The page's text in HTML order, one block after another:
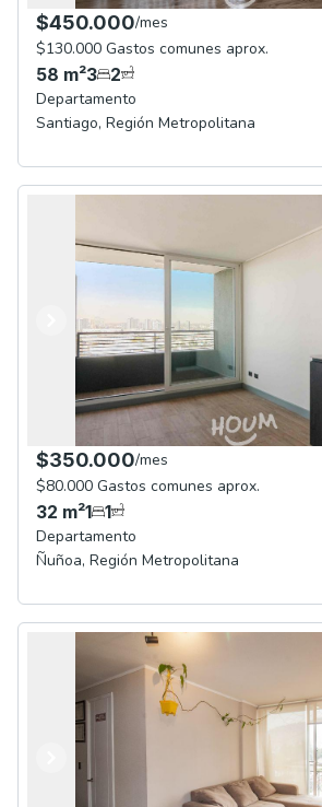
$450.000/mes
$130.000 Gastos comunes aprox.
58 m²3 2
Departamento
Santiago, Región Metropolitana
Anterior
Siguiente
$350.000/mes
$80.000 Gastos comunes aprox.
32 m²1 1
Departamento
Ñuñoa, Región Metropolitana
Anterior
Siguiente